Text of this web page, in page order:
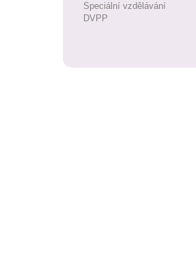
Speciální vzdělávání
DVPP